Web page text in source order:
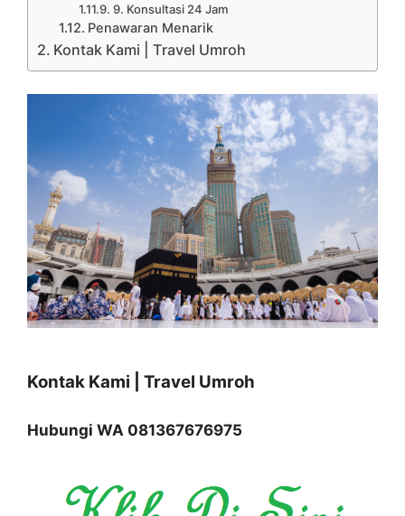
9. Konsultasi 24 Jam
Penawaran Menarik
Kontak Kami | Travel Umroh
Kontak Kami | Travel Umroh
Hubungi WA 081367676975